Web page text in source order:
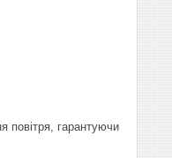
повітря, гарантуючи